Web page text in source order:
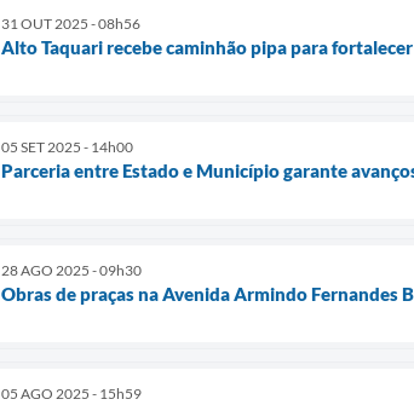
31 OUT 2025 - 08h56
Alto Taquari recebe caminhão pipa para
05 SET 2025 - 14h00
Parceria entre Estado e Município garante
28 AGO 2025 - 09h30
Obras de praças na Avenida Armindo Fernandes
05 AGO 2025 - 15h59